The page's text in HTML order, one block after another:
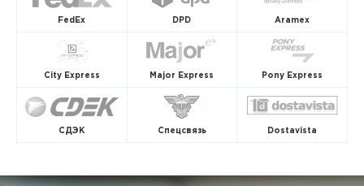
FedEx DPD Aramex
City Express Major Express Pony Express
СДЭК Спецсвязь Dostavista